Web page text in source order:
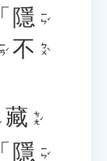
隱 ㄧㄣˇ
ㄧㄢˊ 不 ㄅㄨˋ
藏 ㄘㄤˊ
隱 ㄧㄣˇ